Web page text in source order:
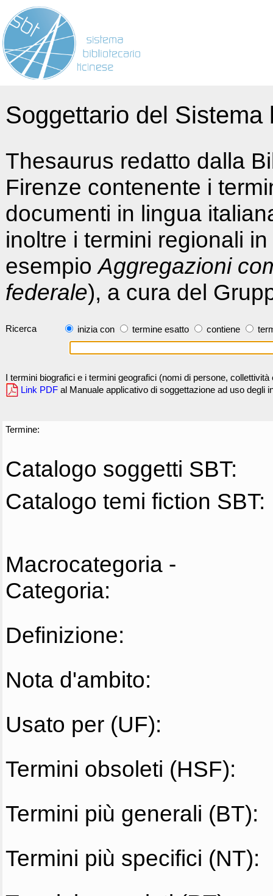
Soggettario del
Thesaurus redatto dalla
Firenze contenente i
documenti in lingua
inoltre i termini regionali
esempioAggregazioni
federale), a cura del
Ricerca inizia con termine esatto contiene
I termini biografici e i termini geografici (nomi di persone,
Link PDF al Manuale applicativo di soggettazione ad uso degli
Termine:
Catalogo soggetti SBT:
Catalogo temi fiction SBT:
Macrocategoria -
Categoria:
Definizione:
Nota d'ambito:
Usato per (UF):
Termini obsoleti (HSF):
Termini più generali (BT):
Termini più specifici (NT):